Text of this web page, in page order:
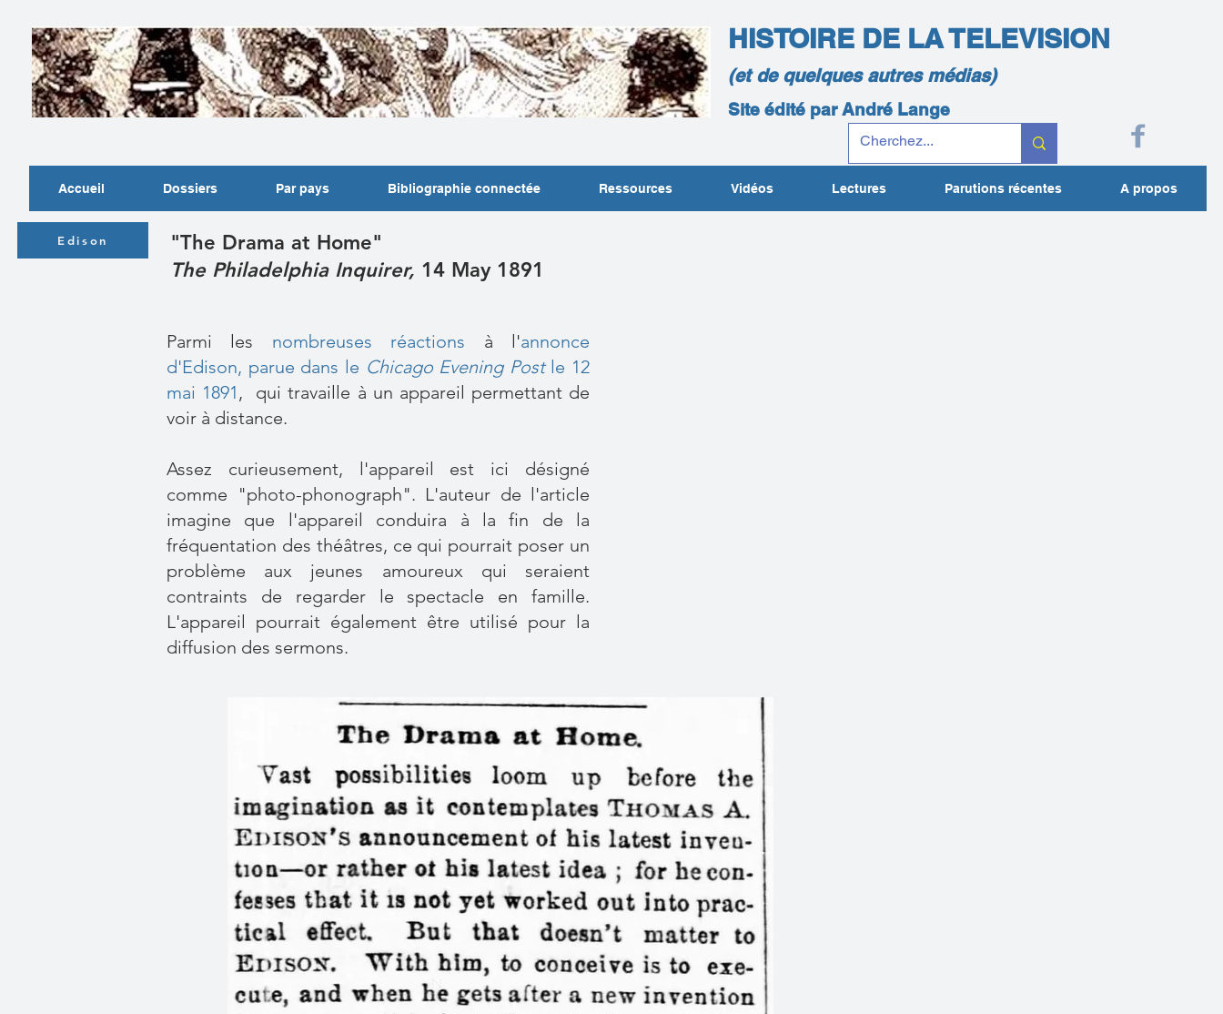
HISTOIRE DE LA TELEVISION
(et de quelques autres médias)
Site édité par André Lange
Accueil Dossiers Par pays Bibliographie connectée Ressources Vidéos Lectures Parutions récentes A propos
Edison
"The Drama at Home"
The Philadelphia Inquirer, 14 May 1891
Parmi les nombreuses réactions à l'annonce
d'Edison, parue dans le Chicago Evening Post le 12
mai 1891 , qui travaille à un appareil permettant de
voir à distance.
Assez curieusement, l'appareil est ici désigné
comme "photo-phonograph". L'auteur de l'article
imagine que l'appareil conduira à la fin de la
fréquentation des théâtres, ce qui pourrait poser un
problème aux jeunes amoureux qui seraient
contraints de regarder le spectacle en famille.
L'appareil pourrait également être utilisé pour la
diffusion des sermons.